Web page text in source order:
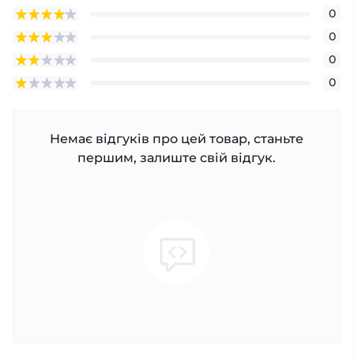
0
0
0
0
Немає відгуків про цей товар, станьте
першим, залиште свій відгук.